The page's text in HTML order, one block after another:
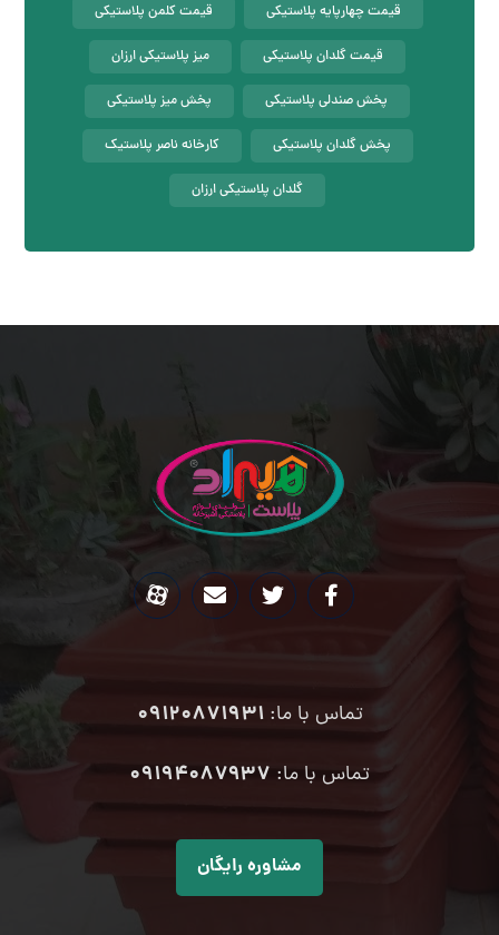
قیمت چهارپایه پلاستیکی قیمت کلمن پلاستیکی
قیمت گلدان پلاستیکی میز پلاستیکی ارزان
پخش صندلی پلاستیکی پخش میز پلاستیکی
پخش گلدان پلاستیکی کارخانه ناصر پلاستیک
گلدان پلاستیکی ارزان
تماس با ما:09120871931
تماس با ما: ۰۹۱۹۴۰۸۷۹۳۷
مشاوره رایگان